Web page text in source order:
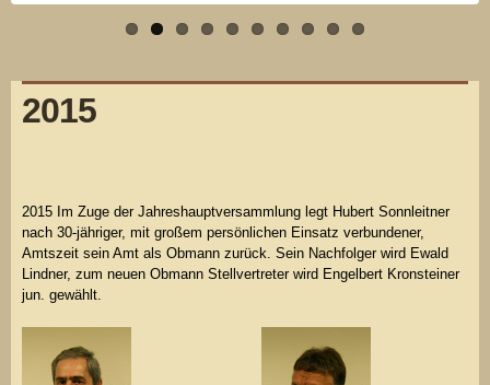
2015
2015 Im Zuge der Jahreshauptversammlung legt Hubert Sonnleitner
nach 30-jähriger, mit großem persönlichen Einsatz verbundener,
Amtszeit sein Amt als Obmann zurück. Sein Nachfolger wird Ewald
Lindner, zum neuen Obmann Stellvertreter wird Engelbert Kronsteiner
jun. gewählt.